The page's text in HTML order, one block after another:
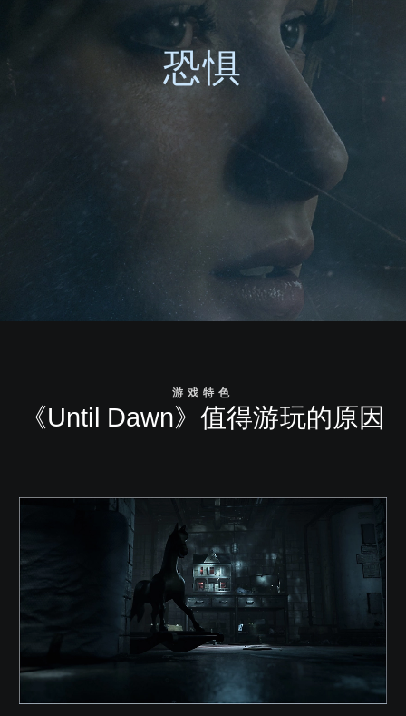
恐惧
游戏特色
《Until Dawn》值得游玩的原因